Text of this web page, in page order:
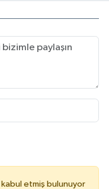
kabul etmiş bulunuyor